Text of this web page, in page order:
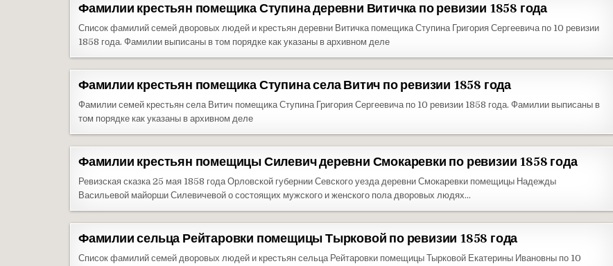
Фамилии крестьян помещика Ступина деревни Витичка по ревизии 1858 года
Список фамилий семей дворовых людей и крестьян деревни Витичка помещика Ступина Григория Сергеевича по 10 ревизии
1858 года. Фамилии выписаны в том порядке как указаны в архивном деле
Фамилии крестьян помещика Ступина села Витич по ревизии 1858 года
Фамилии семей крестьян села Витич помещика Ступина Григория Сергеевича по 10 ревизии 1858 года. Фамилии выписаны в
том порядке как указаны в архивном деле
Фамилии крестьян помещицы Силевич деревни Смокаревки по ревизии 1858 года
Ревизская сказка 25 мая 1858 года Орловской губернии Севского уезда деревни Смокаревки помещицы Надежды
Васильевой майорши Силевичевой о состоящих мужского и женского пола дворовых людях…
Фамилии сельца Рейтаровки помещицы Тырковой по ревизии 1858 года
Список фамилий семей дворовых людей и крестьян сельца Рейтаровки помещицы Тырковой Екатерины Ивановны по 10